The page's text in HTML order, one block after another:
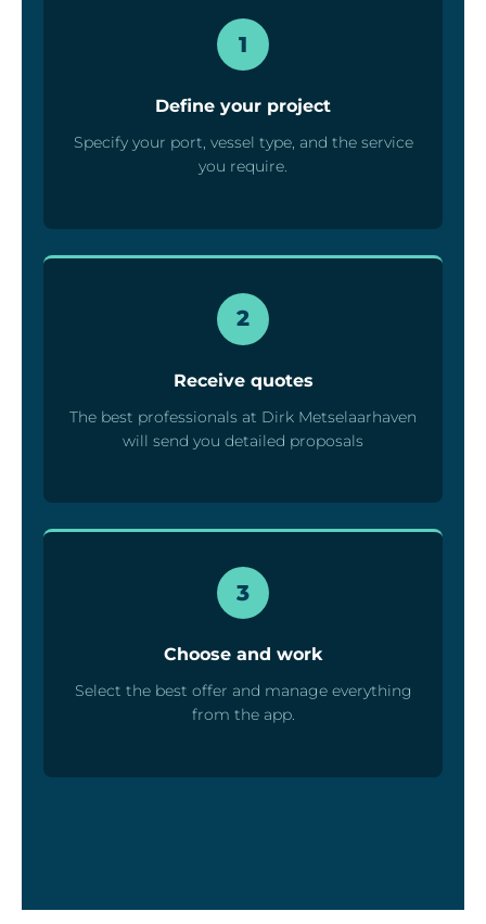
1
Define your project
Specify your port, vessel type, and the service
you require.
2
Receive quotes
The best professionals at Dirk Metselaarhaven
will send you detailed proposals
3
Choose and work
Select the best offer and manage everything
from the app.